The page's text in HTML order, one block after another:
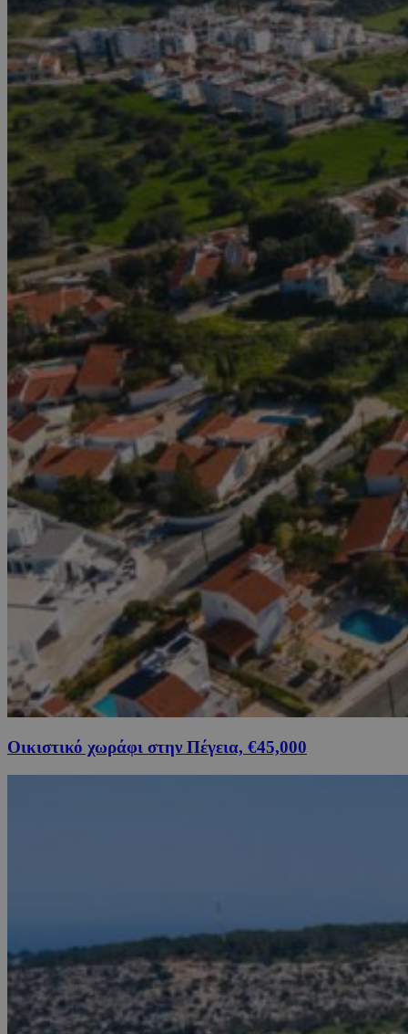
Οικιστικό χωράφι στην Πέγεια, €45,000